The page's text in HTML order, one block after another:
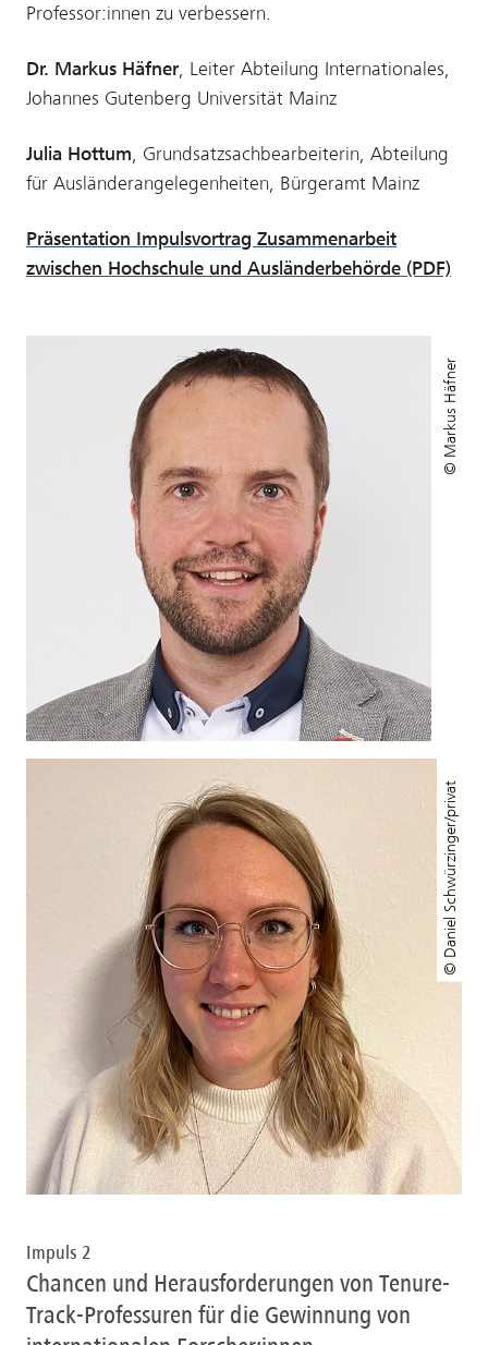
Professor:innen zu verbessern.
Dr. Markus Häfner, Leiter Abteilung Internationales,
Johannes Gutenberg Universität Mainz
Julia Hottum, Grundsatzsachbearbeiterin, Abteilung
für Ausländerangelegenheiten, Bürgeramt Mainz
Präsentation Impulsvortrag Zusammenarbeit
zwischen Hochschule und Ausländerbehörde (PDF)
© Markus Häfner
© Daniel Schwürzinger/privat
Impuls 2
Chancen und Herausforderungen von Tenure-
Track-Professuren für die Gewinnung von